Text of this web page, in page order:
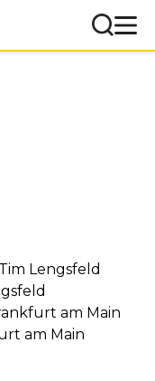
Lengsfeld
am Main
am Main